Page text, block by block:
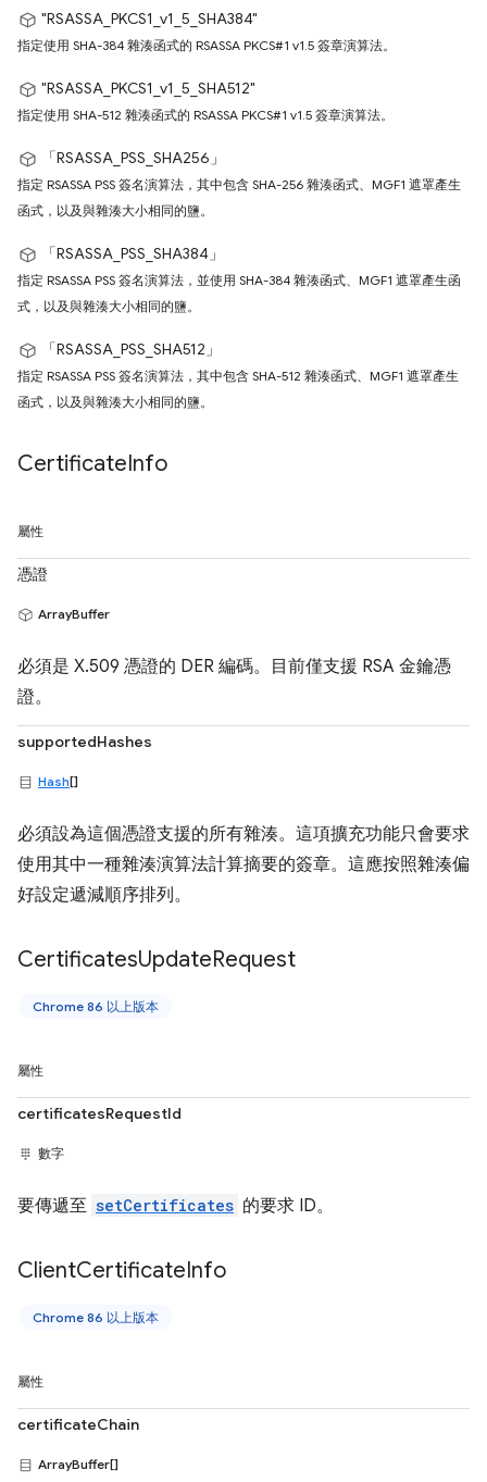
"RSASSA_PKCS1_v1_5_SHA384"
指定使用 SHA-384 雜湊函式的 RSASSA PKCS#1 v1.5 簽章演算法。
"RSASSA_PKCS1_v1_5_SHA512"
指定使用 SHA-512 雜湊函式的 RSASSA PKCS#1 v1.5 簽章演算法。
「RSASSA_PSS_SHA256」
指定 RSASSA PSS 簽名演算法，其中包含 SHA-256 雜湊函式、MGF1 遮罩產生
函式，以及與雜湊大小相同的鹽。
「RSASSA_PSS_SHA384」
指定 RSASSA PSS 簽名演算法，並使用 SHA-384 雜湊函式、MGF1 遮罩產生函
式，以及與雜湊大小相同的鹽。
「RSASSA_PSS_SHA512」
指定 RSASSA PSS 簽名演算法，其中包含 SHA-512 雜湊函式、MGF1 遮罩產生
函式，以及與雜湊大小相同的鹽。
CertificateInfo
屬性
憑證
ArrayBuffer
必須是 X.509 憑證的 DER 編碼。目前僅支援 RSA 金鑰憑
證。
supportedHashes
Hash[]
必須設為這個憑證支援的所有雜湊。這項擴充功能只會要求
使用其中一種雜湊演算法計算摘要的簽章。這應按照雜湊偏
好設定遞減順序排列。
CertificatesUpdateRequest
Chrome 86 以上版本
屬性
certificatesRequestId
數字
要傳遞至 setCertificates 的要求 ID。
ClientCertificateInfo
Chrome 86 以上版本
屬性
certificateChain
ArrayBuffer[]